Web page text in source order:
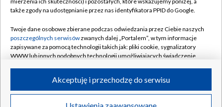
Naziemna Telewizja Cyfrowa
Rada Programowa
System NOS
Informacje o nadawcy
Program dla prasy
Pomoc
Kontakt
Kanały
©2026 Telewizja Polska S.A. w likwidacji
także zgody na udostępnianie przez nas identyfikatora PPID do Google.
Twoje dane osobowe zbierane podczas odwiedzania przez Ciebie naszych
poszczególnych serwisówzwanych dalej „Portalem”, w tym informacje
zapisywane za pomocą technologii takich jak: pliki cookie, sygnalizatory
WWW lub innych podobnych technologii umożliwiających świadczenie
ruchu w Internecie.
Twoje dane osobowe zbierane podczas odwiedzania przez Ciebie
Akceptuję i przechodzę do serwisu